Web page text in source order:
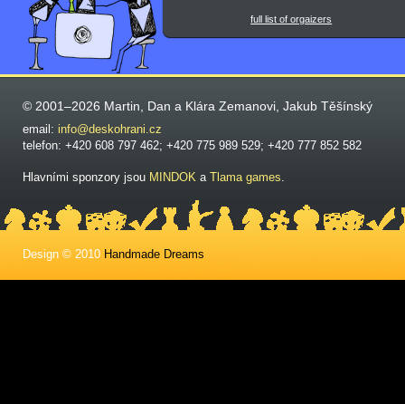
full list of orgaizers
© 2001–2026 Martin, Dan a Klára Zemanovi, Jakub Těšínský
email: info@deskohrani.cz
telefon: +420 608 797 462; +420 775 989 529; +420 777 852 582
Hlavními sponzory jsou MINDOK a Tlama games.
Design © 2010 Handmade Dreams